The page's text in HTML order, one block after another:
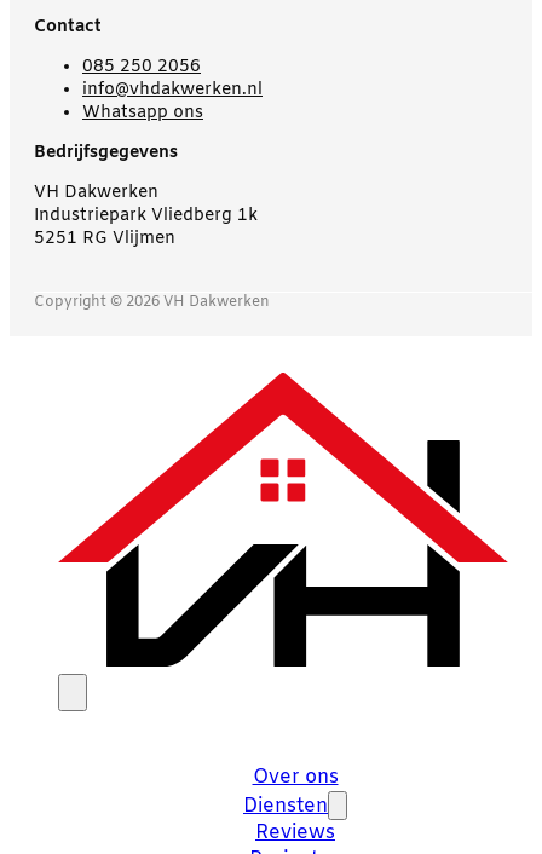
Contact
085 250 2056
info@vhdakwerken.nl
Whatsapp ons
Bedrijfsgegevens
VH Dakwerken
Industriepark Vliedberg 1k
5251 RG Vlijmen
Copyright © 2026 VH Dakwerken
Over ons
Diensten
Reviews